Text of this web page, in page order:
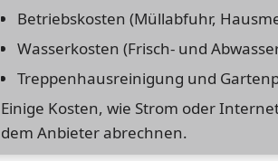
Betriebskosten (Müllabfuhr,
Wasserkosten (Frisch- und
Treppenhausreinigung und
Einige Kosten, wie Strom oder
dem Anbieter abrechnen.